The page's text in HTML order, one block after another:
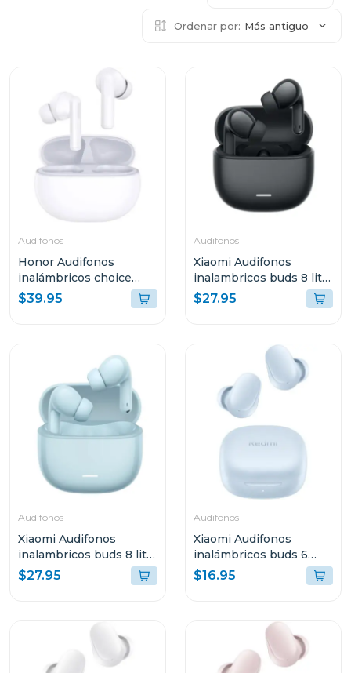
Ordenar por: Más antiguo
Audifonos
Honor Audifonos
inalámbricos choice
earbuds x7i blanco
me00
$39.95
Audifonos
Xiaomi Audifonos
inalambricos buds 8 lite
negro 2539e1n
$27.95
Audifonos
Xiaomi Audifonos
inalambricos buds 8 lite
azul 2539e1a
$27.95
Audifonos
Xiaomi Audifonos
inalámbricos buds 6
play negro azul 2420e1a
$16.95